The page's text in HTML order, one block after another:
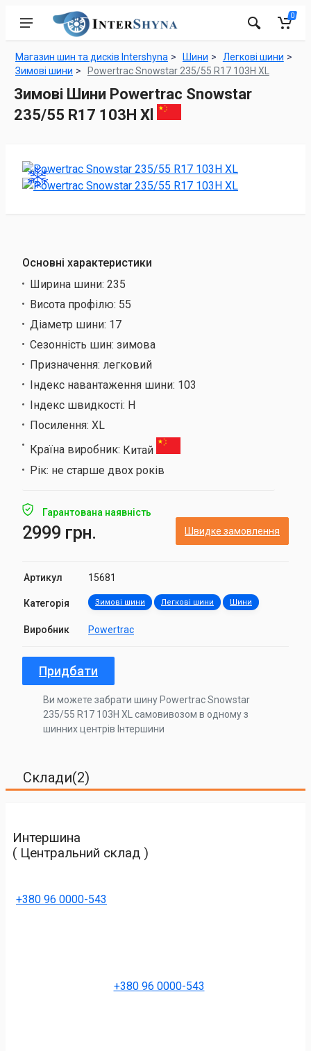
0
Магазин шин та дисків Intershyna Шини
Легкові шини
Зимові шини
Powertrac Snowstar 235/55 R17 103H XL
Зимові Шини Powertrac Snowstar
235/55 R17 103H Xl
Основні характеристики
Ширина шини: 235
Висота профілю: 55
Діаметр шини: 17
Сезонність шин: зимова
Призначення: легковий
Індекс навантаження шини: 103
Індекс швидкості: H
Посилення: XL
Країна виробник: Китай
Рік: не старше двох років
Гарантована наявність
2999 грн. Швидке замовлення
Артикул 15681
Категорія Зимові шини Легкові шини Шини
Виробник Powertrac
Придбати
Ви можете забрати шину Powertrac Snowstar
235/55 R17 103H XL самовивозом в одному з
шинних центрів Інтершини
Склади(2)
Интершина
( Центральний склад )
+380 96 0000-543
+380 96 0000-543